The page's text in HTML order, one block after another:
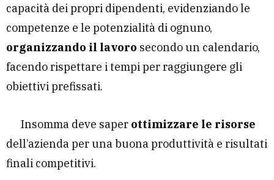
capacità dei propri dipendenti, evidenziando le
competenze e le potenzialità di ognuno,
organizzando il lavoro secondo un calendario,
facendo rispettare i tempi per raggiungere gli
obiettivi prefissati.
Insomma deve saper ottimizzare le risorse
dell’azienda per una buona produttività e risultati
finali competitivi.